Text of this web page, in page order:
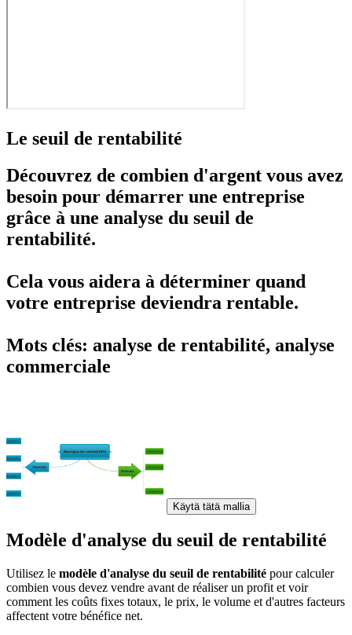
Le seuil de rentabilité
Découvrez de combien d'argent vous avez
besoin pour démarrer une entreprise
grâce à une analyse du seuil de
rentabilité.
Cela vous aidera à déterminer quand
votre entreprise deviendra rentable.
Mots clés: analyse de rentabilité, analyse
commerciale
Käytä tätä mallia
Modèle d'analyse du seuil de rentabilité
Utilisez le modèle d'analyse du seuil de rentabilité pour calculer
combien vous devez vendre avant de réaliser un profit et voir
comment les coûts fixes totaux, le prix, le volume et d'autres facteurs
affectent votre bénéfice net.